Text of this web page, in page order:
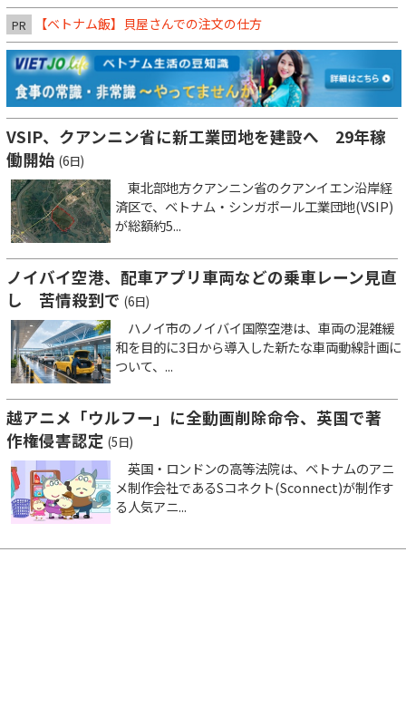
PR 【ベトナム飯】貝屋さんでの注文の仕方
VSIP、クアンニン省に新工業団地を建設へ 29年稼
働開始 (6日)
東北部地方クアンニン省のクアンイエン沿岸経
済区で、ベトナム・シンガポール工業団地(VSIP)
が総額約5...
ノイバイ空港、配車アプリ車両などの乗車レーン見直
し 苦情殺到で (6日)
ハノイ市のノイバイ国際空港は、車両の混雑緩
和を目的に3日から導入した新たな車両動線計画に
ついて、...
越アニメ「ウルフー」に全動画削除命令、英国で著
作権侵害認定 (5日)
英国・ロンドンの高等法院は、ベトナムのアニ
メ制作会社であるSコネクト(Sconnect)が制作す
る人気アニ...